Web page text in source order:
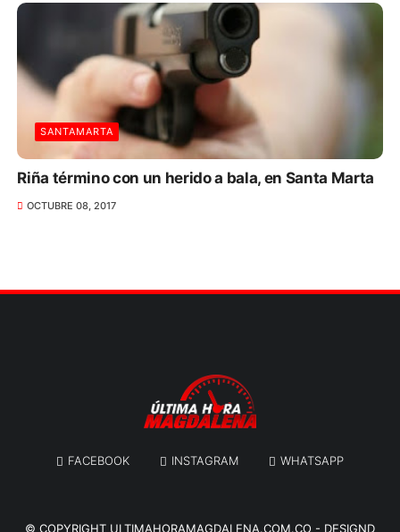
SANTAMARTA
Riña término con un herido a bala, en Santa Marta
OCTUBRE 08, 2017
FACEBOOK INSTAGRAM WHATSAPP
© COPYRIGHT ULTIMAHORAMAGDALENA.COM.CO - DESIGND